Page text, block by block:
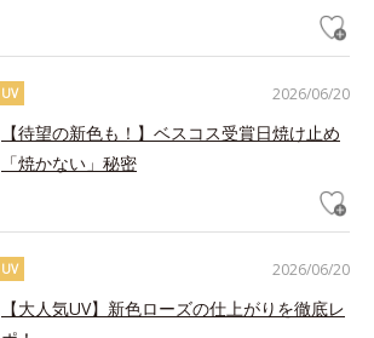
2026/06/20
UV
【待望の新色も！】ベスコス受賞日焼け止め
「焼かない」秘密
2026/06/20
UV
【大人気UV】新色ローズの仕上がりを徹底レ